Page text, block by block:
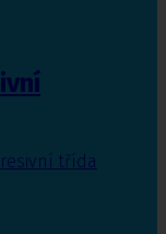
třída